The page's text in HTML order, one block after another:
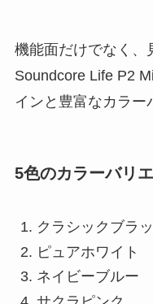
機能面だけでなく、
Soundcore Life P2
インと豊富なカラー
5色のカラーバリ
クラシックブラ
ピュアホワイト
ネイビーブルー